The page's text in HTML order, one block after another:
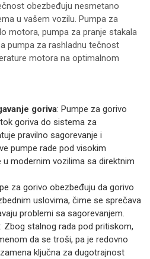
obezbeđuju nesmetano
u vašem vozilu. Pumpa za
motora, pumpa za pranje stakala
pumpa za rashladnu tečnost
motora na optimalnom
goriva: Pumpe za gorivo
goriva do sistema za
pravilno sagorevanje i
pumpe rade pod visokim
modernim vozilima sa direktnim
za gorivo obezbeđuju da gorivo
uslovima, čime se sprečava
problemi sa sagorevanjem.
: Zbog stalnog rada pod pritiskom,
da se troši, pa je redovno
ključna za dugotrajnost